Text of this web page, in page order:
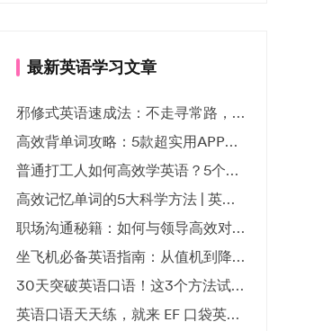
最新英语学习文章
邪修式英语速成法：不走寻常路，英语战力狂飙！
高效背单词攻略：5款超实用APP推荐 | EF英孚教育
普通打工人如何高效学英语？5个实用技巧助你突破职场瓶颈
高效记忆单词的5大科学方法 | 英语学习必备技巧
职场沟通秘籍：如何与领导高效对话 | EF英孚职场指南
坐飞机必备英语指南：从值机到降落的全流程表达
30天突破英语口语！这3个方法试过的人都说有效
英语口语天天练，就来 EF 口袋英语微信小程序